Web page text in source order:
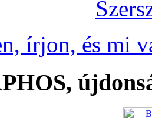
írjon, és mi